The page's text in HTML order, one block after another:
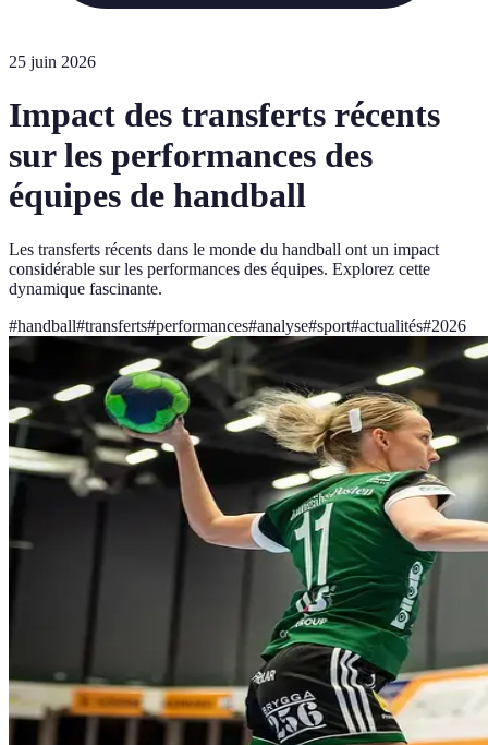
25 juin 2026
Impact des transferts récents
sur les performances des
équipes de handball
Les transferts récents dans le monde du handball ont un impact
considérable sur les performances des équipes. Explorez cette
dynamique fascinante.
#handball#transferts#performances#analyse#sport#actualités#2026